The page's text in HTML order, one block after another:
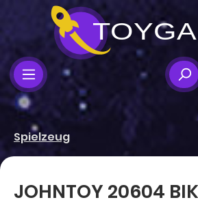
Zum Hauptinhalt springen
Spielzeug
JOHNTOY 20604